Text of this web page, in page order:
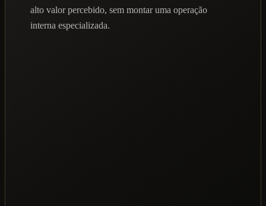
alto valor percebido, sem montar uma operação
interna especializada.